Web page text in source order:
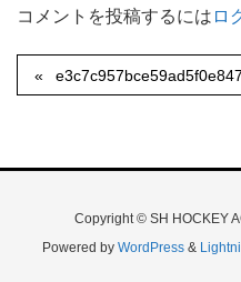
コメントを投稿するには ロ
Copyright © SH HOCKEY
Powered by WordPress&